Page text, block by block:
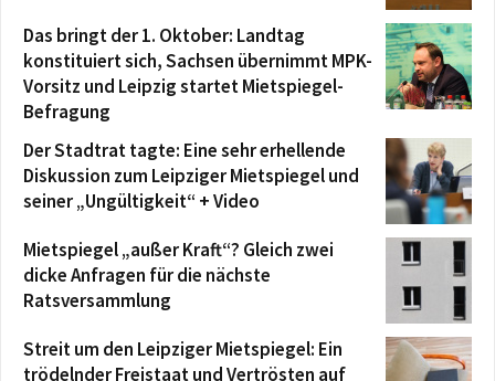
Das bringt der 1. Oktober: Landtag
konstituiert sich, Sachsen übernimmt MPK-
Vorsitz und Leipzig startet Mietspiegel-
Befragung
Der Stadtrat tagte: Eine sehr erhellende
Diskussion zum Leipziger Mietspiegel und
seiner „Ungültigkeit“ + Video
Mietspiegel „außer Kraft“? Gleich zwei
dicke Anfragen für die nächste
Ratsversammlung
Streit um den Leipziger Mietspiegel: Ein
trödelnder Freistaat und Vertrösten auf